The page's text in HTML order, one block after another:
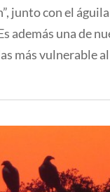
junto con el
además una de
más vulnerable